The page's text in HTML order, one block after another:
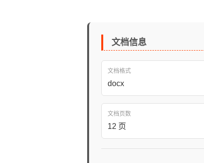
文档信息
文档格式
docx
文档页数
12 页